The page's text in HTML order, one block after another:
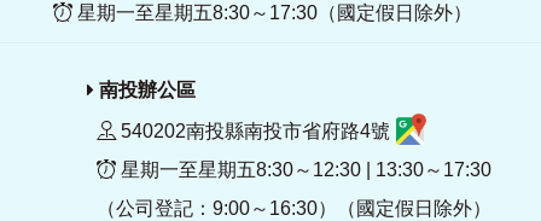
星期一至星期五8:30～17:30（國定假日除外）
南投辦公區
540202南投縣南投市省府路4號
星期一至星期五8:30～12:30 | 13:30～17:30
（公司登記：9:00～16:30）（國定假日除外）